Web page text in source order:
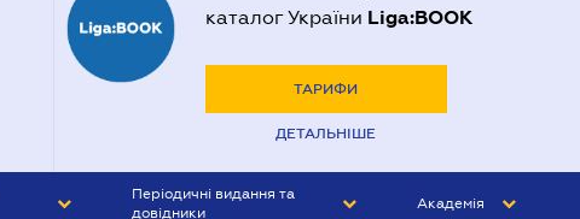
каталог України Liga:BOOK
ТАРИФИ
ДЕТАЛЬНІШЕ
Періодичні видання та
довідники
Академія